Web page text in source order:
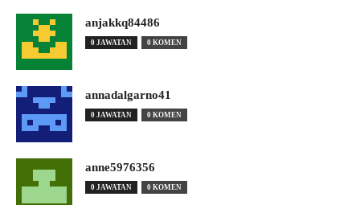
anjakkq84486
0 JAWATAN 0 KOMEN
annadalgarno41
0 JAWATAN 0 KOMEN
anne5976356
0 JAWATAN 0 KOMEN